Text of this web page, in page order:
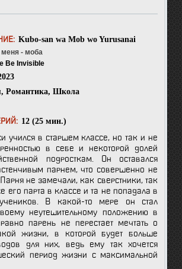
Kubo-san wa Mob wo Yurusanai
меня - моба
Be Invisible
, Романтика, Школа
12 (25 мин.)
учился в старшем классе, но так и не
в себе и некоторой долей
подросткам. Он оставался
парнем, что совершенно не
не замечали, как сверстники, так
его парта в классе и та не попадала в
В какой-то мере он стал
неутешительному положению в
парень не перестает мечтать о
жизни, в которой будет больше
для них, ведь ему так хочется
период жизни с максимальной